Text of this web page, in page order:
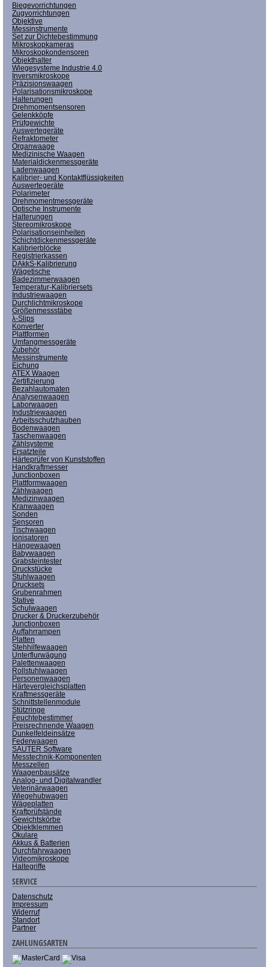
Biegevorrichtungen
Zugvorrichtungen
Objektive
Messinstrumente
Set zur Dichtebestimmung
Mikroskopkameras
Mikroskopkondensoren
Objekthalter
Wiegesysteme Industrie 4.0
Inversmikroskope
Präzisionswaagen
Polarisationsmikroskope
Halterungen
Drehmomentsensoren
Gelenkköpfe
Prüfgewichte
Auswertegeräte
Refraktometer
Organwaage
Medizinische Waagen
Materialdickenmessgeräte
Ladenwaagen
Kalibrier- und Kontaktflüssigkeiten
Auswertegeräte
Polarimeter
Drehmomentmessgeräte
Optische Instrumente
Halterungen
Stereomikroskope
Polarisationseinheiten
Schichtdickenmessgeräte
Kalibrierblöcke
Registrierkassen
DAkkS-Kalibrierung
Wägetische
Badezimmerwaagen
Temperatur-Kalibriersets
Industriewaagen
Durchlichtmikroskope
Größenmessstäbe
λ-Slips
Konverter
Plattformen
Umfangmessgeräte
Zubehör
Messinstrumente
Eichung
ATEX Waagen
Zertifizierung
Bezahlautomaten
Analysenwaagen
Laborwaagen
Industriewaagen
Arbeitsschutzhauben
Bodenwaagen
Taschenwaagen
Zählsysteme
Ersatzteile
Härteprüfer von Kunststoffen
Handkraftmesser
Junctionboxen
Plattformwaagen
Zählwaagen
Medizinwaagen
Kranwaagen
Sonden
Sensoren
Tischwaagen
Ionisatoren
Hängewaagen
Babywaagen
Grabsteintester
Druckstücke
Stuhlwaagen
Drucksets
Grubenrahmen
Stative
Schulwaagen
Drucker & Druckerzubehör
Junctionboxen
Auffahrrampen
Platten
Stehhilfewaagen
Unterflurwägung
Palettenwaagen
Rollstuhlwaagen
Personenwaagen
Härtevergleichsplatten
Kraftmessgeräte
Schnittstellenmodule
Stützringe
Feuchtebestimmer
Preisrechnende Waagen
Dunkelfeldeinsätze
Federwaagen
SAUTER Software
Messtechnik-Komponenten
Messzellen
Waagenbausätze
Analog- und Digitalwandler
Veterinärwaagen
Wiegehubwagen
Wägeplatten
Kraftprüfstände
Gewichtskörbe
Objektklemmen
Okulare
Akkus & Batterien
Durchfahrwaagen
Videomikroskope
Haltegriffe
SERVICE
Datenschutz
Impressum
Widerruf
Standort
Partner
ZAHLUNGSARTEN